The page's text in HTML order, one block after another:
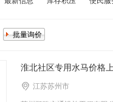
淮北社区专用水马价格
江苏苏州市